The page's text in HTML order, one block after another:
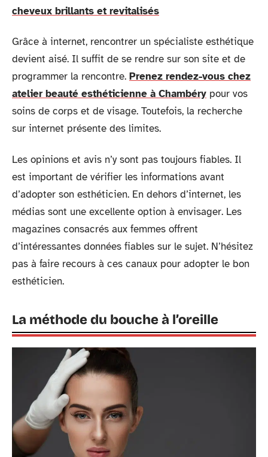
cheveux brillants et revitalisés
Grâce à internet, rencontrer un spécialiste esthétique
devient aisé. Il suffit de se rendre sur son site et de
programmer la rencontre. Prenez rendez-vous chez
atelier beauté esthéticienne à Chambéry pour vos
soins de corps et de visage. Toutefois, la recherche
sur internet présente des limites.
Les opinions et avis n’y sont pas toujours fiables. Il
est important de vérifier les informations avant
d’adopter son esthéticien. En dehors d’internet, les
médias sont une excellente option à envisager. Les
magazines consacrés aux femmes offrent
d’intéressantes données fiables sur le sujet. N’hésitez
pas à faire recours à ces canaux pour adopter le bon
esthéticien.
La méthode du bouche à l’oreille